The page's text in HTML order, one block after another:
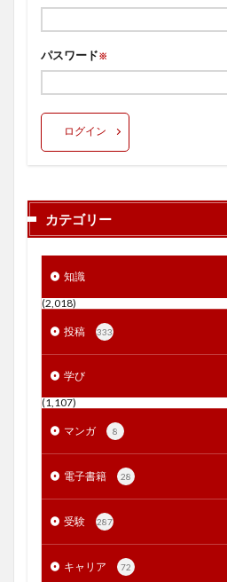
パスワード※
ログイン
カテゴリー
知識
(2,018)
投稿 333
学び
(1,107)
マンガ 8
電子書籍 28
受験 287
キャリア 72